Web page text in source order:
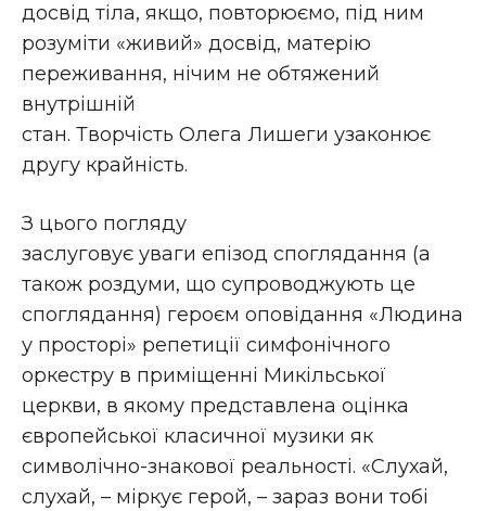
досвід тіла, якщо, повторюємо, під ним
розуміти «живий» досвід, матерію
переживання, нічим не обтяжений
внутрішній
стан. Творчість Олега Лишеги узаконює
другу крайність.
З цього погляду
заслуговує уваги епізод споглядання (а
також роздуми, що супроводжують це
споглядання) героєм оповідання «Людина
у просторі» репетиції симфонічного
оркестру в приміщенні Микільської
церкви, в якому представлена оцінка
європейської класичної музики як
символічно-знакової реальності. «Слухай,
слухай, – міркує герой, – зараз вони тобі